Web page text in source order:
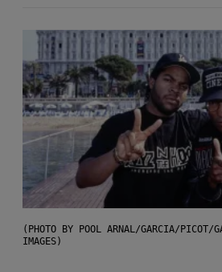
(PHOTO BY POOL ARNAL/GARCIA/PICOT/
IMAGES)